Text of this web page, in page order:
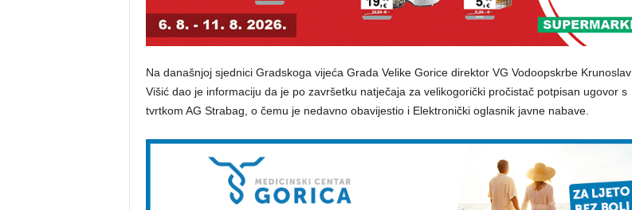
Na današnjoj sjednici Gradskoga vijeća Grada Velike Gorice direktor VG Vodoopskrbe Krunoslav
Višić dao je informaciju da je po završetku natječaja za velikogorički pročistač potpisan ugovor s
tvrtkom AG Strabag, o čemu je nedavno obavijestio i Elektronički oglasnik javne nabave.